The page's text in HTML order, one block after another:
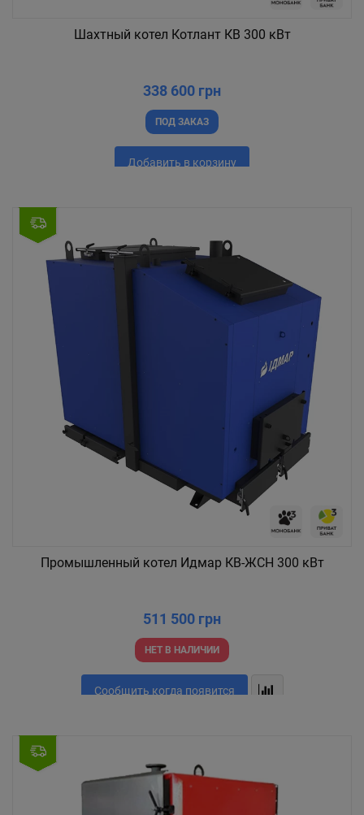
Шахтный котел Котлант КВ 300 кВт
338 600 грн
ПОД ЗАКАЗ
Добавить в корзину
Промышленный котел Идмар КВ-ЖСН 300 кВт
511 500 грн
НЕТ В НАЛИЧИИ
Сообщить когда появится